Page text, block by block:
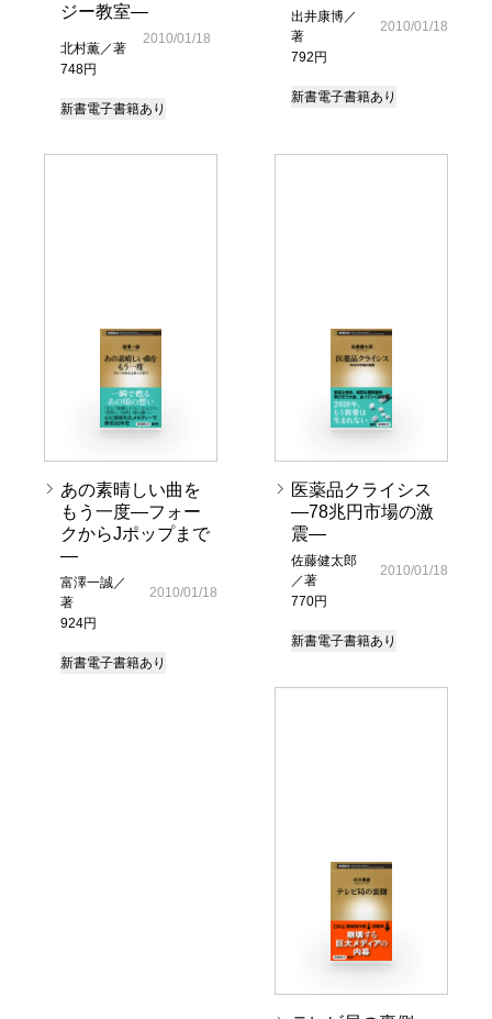
ジー教室―
北村薫／著
748円
2010/01/18
新書電子書籍あり
出井康博／
著
792円
2010/01/18
新書電子書籍あり
あの素晴しい曲を
もう一度―フォー
クからJポップまで
―
富澤一誠／
著
924円
2010/01/18
新書電子書籍あり
医薬品クライシス
―78兆円市場の激
震―
佐藤健太郎
／著
770円
2010/01/18
新書電子書籍あり